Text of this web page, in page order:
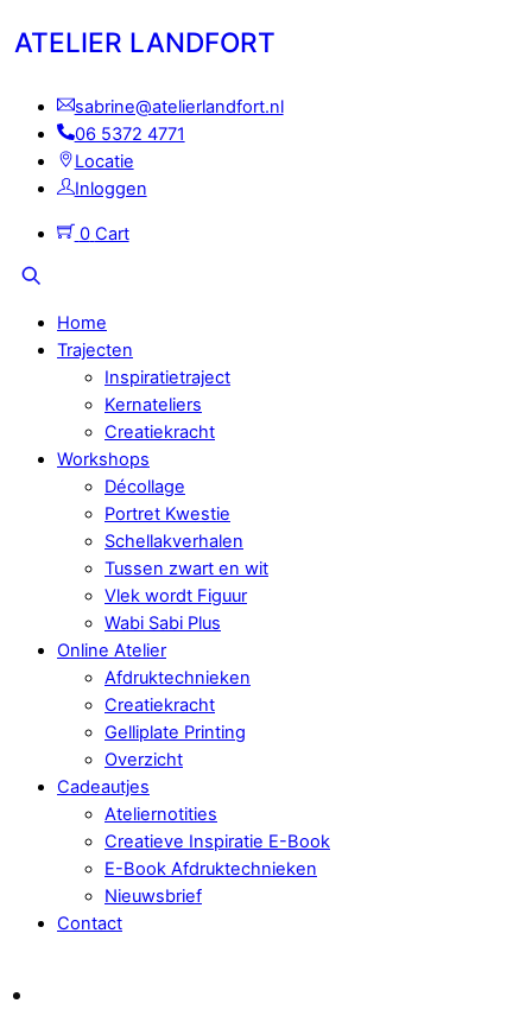
to
ATELIER LANDFORT
sabrine@atelierlandfort.nl
06 5372 4771
Locatie
Inloggen
0 Cart
Home
Trajecten
Inspiratietraject
Kernateliers
Creatiekracht
Workshops
Décollage
Portret Kwestie
Schellakverhalen
Tussen zwart en wit
Vlek wordt Figuur
Wabi Sabi Plus
Online Atelier
Afdruktechnieken
Creatiekracht
Gelliplate Printing
Overzicht
Cadeautjes
Ateliernotities
Creatieve Inspiratie E-Book
E-Book Afdruktechnieken
Nieuwsbrief
Contact